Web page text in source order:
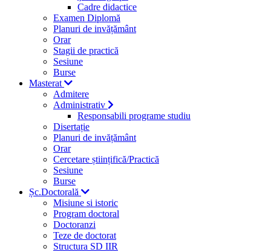
Cadre didactice
Examen Diplomă
Planuri de invățământ
Orar
Stagii de practică
Sesiune
Burse
Masterat
Admitere
Administrativ
Responsabili programe studiu
Disertație
Planuri de invățământ
Orar
Cercetare științifică/Practică
Sesiune
Burse
Șc.Doctorală
Misiune si istoric
Program doctoral
Doctoranzi
Teze de doctorat
Structura SD IIR